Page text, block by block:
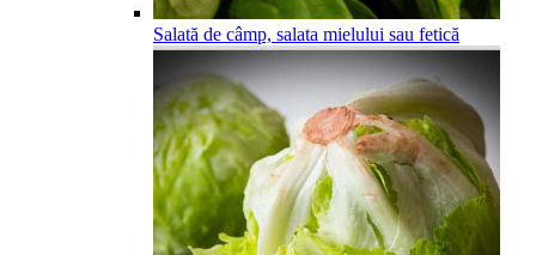
Salată de câmp, salata mielului sau fetică